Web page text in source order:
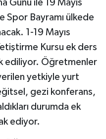
Günü ile 19 Mayıs
Spor Bayramı ülkede
1-19 Mayıs
Kursu ek ders
ediliyor. Öğretmenler
yetkiyle yurt
gezi konferans,
durumda ek
ediyor.